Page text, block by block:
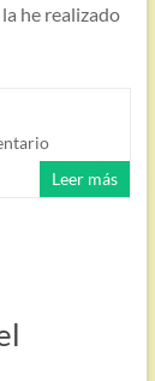
he realizado
Leer más